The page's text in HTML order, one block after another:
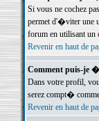
Si vous ne cochez
permet d'�viter une
forum en utilisant
Revenir en haut de
Comment puis-je
Dans votre profil,
serez compt�
Revenir en haut de